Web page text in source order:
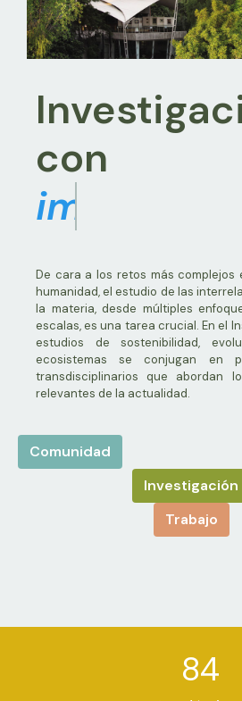
VER MÁS
con
liderazgo
De cara a los retos más complejos
humanidad, el estudio de las
la materia, desde múltiples
escalas, es una tarea crucial. En el
estudios de sostenibilidad,
ecosistemas se conjugan en
transdisciplinarios que abordan
relevantes de la actualidad.
Comunidad
Investigación
Trabajo
84